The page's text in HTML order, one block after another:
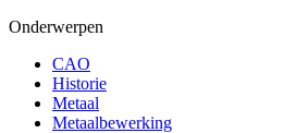
Onderwerpen
CAO
Historie
Metaal
Metaalbewerking